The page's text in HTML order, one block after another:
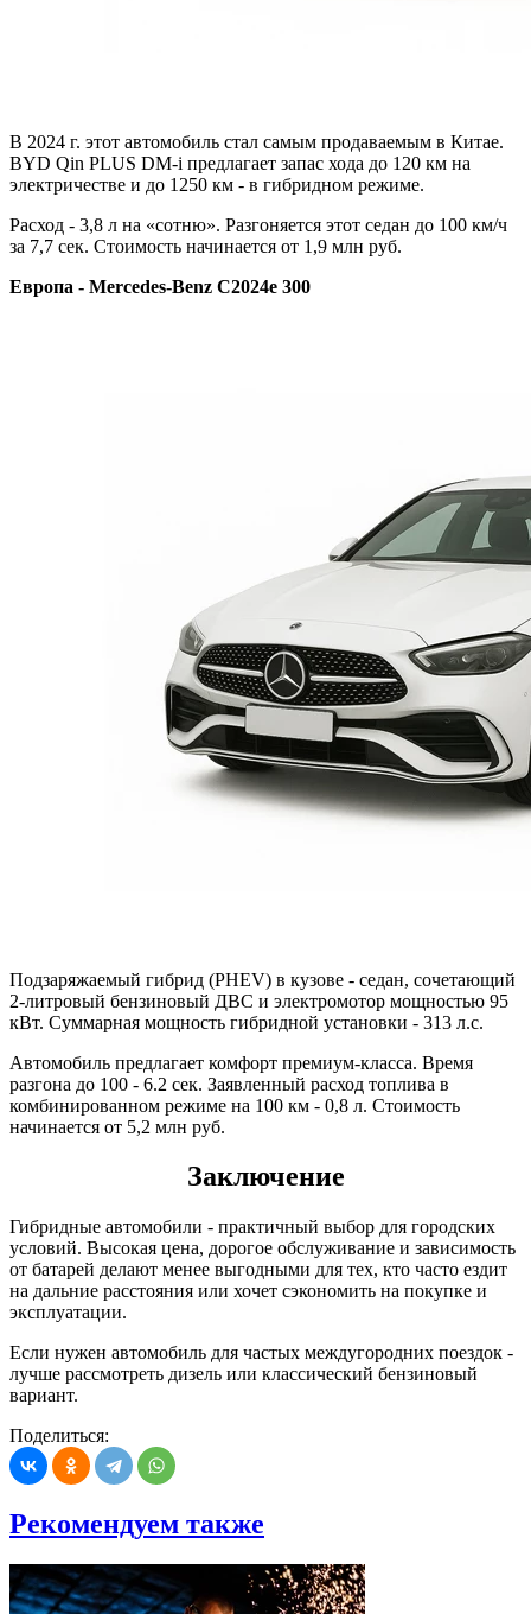
В 2024 г. этот автомобиль стал самым продаваемым в Китае.
BYD Qin PLUS DM-i предлагает запас хода до 120 км на
электричестве и до 1250 км - в гибридном режиме.
Расход - 3,8 л на «сотню». Разгоняется этот седан до 100 км/ч
за 7,7 сек. Стоимость начинается от 1,9 млн руб.
Европа - Mercedes-Benz C2024e 300
Подзаряжаемый гибрид (PHEV) в кузове - седан, сочетающий
2-литровый бензиновый ДВС и электромотор мощностью 95
кВт. Суммарная мощность гибридной установки - 313 л.с.
Автомобиль предлагает комфорт премиум-класса. Время
разгона до 100 - 6.2 сек. Заявленный расход топлива в
комбинированном режиме на 100 км - 0,8 л. Стоимость
начинается от 5,2 млн руб.
Заключение
Гибридные автомобили - практичный выбор для городских
условий. Высокая цена, дорогое обслуживание и зависимость
от батарей делают менее выгодными для тех, кто часто ездит
на дальние расстояния или хочет сэкономить на покупке и
эксплуатации.
Если нужен автомобиль для частых междугородних поездок -
лучше рассмотреть дизель или классический бензиновый
вариант.
Поделиться:
Рекомендуем также